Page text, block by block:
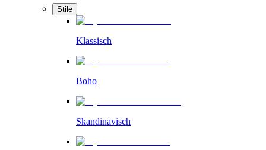
Stile
Klassisch
Boho
Skandinavisch